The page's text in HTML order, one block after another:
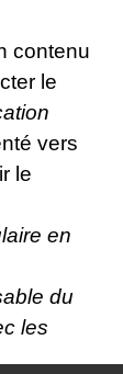
contenu
le
vers
le
en
du
les